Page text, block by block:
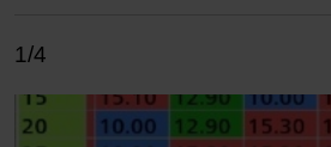
1/4